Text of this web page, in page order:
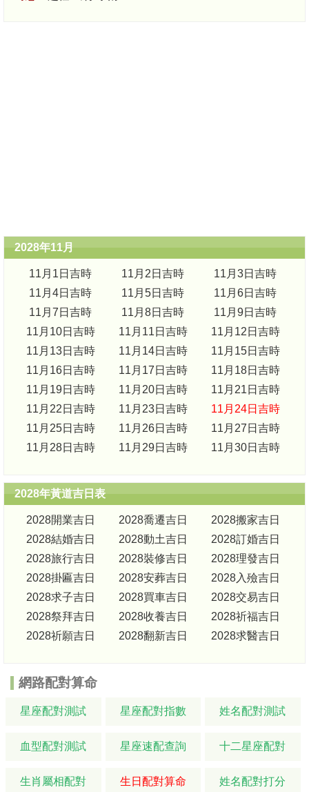
2028年11月
11月1日吉時 11月2日吉時
11月3日吉時
11月4日吉時
11月5日吉時
11月6日吉時
11月7日吉時
11月8日吉時
11月9日吉時
11月10日吉時
11月11日吉時
11月12日吉時
11月13日吉時
11月14日吉時
11月15日吉時
11月16日吉時
11月17日吉時
11月18日吉時
11月19日吉時
11月20日吉時
11月21日吉時
11月22日吉時
11月23日吉時
11月24日吉時
11月25日吉時
11月26日吉時
11月27日吉時
11月28日吉時
11月29日吉時 11月30日吉時
2028年黃道吉日表
2028開業吉日 2028喬遷吉日
2028搬家吉日
2028結婚吉日
2028動土吉日
2028訂婚吉日
2028旅行吉日
2028裝修吉日
2028理發吉日
2028掛匾吉日
2028安葬吉日
2028入殮吉日
2028求子吉日
2028買車吉日
2028交易吉日
2028祭拜吉日
2028收養吉日
2028祈福吉日
2028祈願吉日
2028翻新吉日 2028求醫吉日
網路配對算命
星座配對測試 星座配對指數 姓名配對測試
血型配對測試 星座速配查詢 十二星座配對
生肖屬相配對 生日配對算命 姓名配對打分